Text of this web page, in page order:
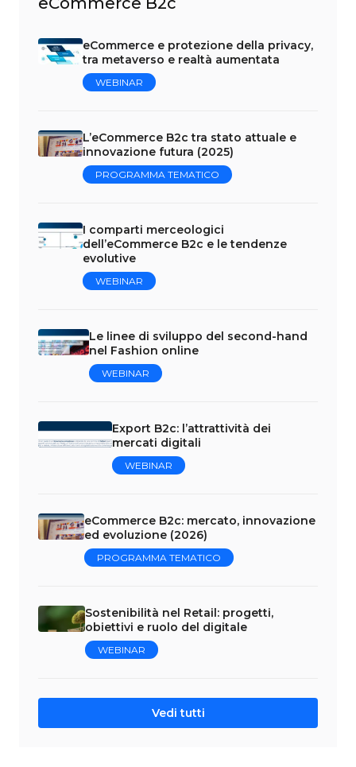
eCommerce e protezione della privacy,
tra metaverso e realtà aumentata
WEBINAR
L’eCommerce B2c tra stato attuale e
innovazione futura (2025)
PROGRAMMA TEMATICO
I comparti merceologici
dell’eCommerce B2c e le tendenze
evolutive
WEBINAR
Le linee di sviluppo del second-hand
nel Fashion online
WEBINAR
Export B2c: l’attrattività dei
mercati digitali
WEBINAR
eCommerce B2c: mercato, innovazione
ed evoluzione (2026)
PROGRAMMA TEMATICO
Sostenibilità nel Retail: progetti,
obiettivi e ruolo del digitale
WEBINAR
Vedi tutti